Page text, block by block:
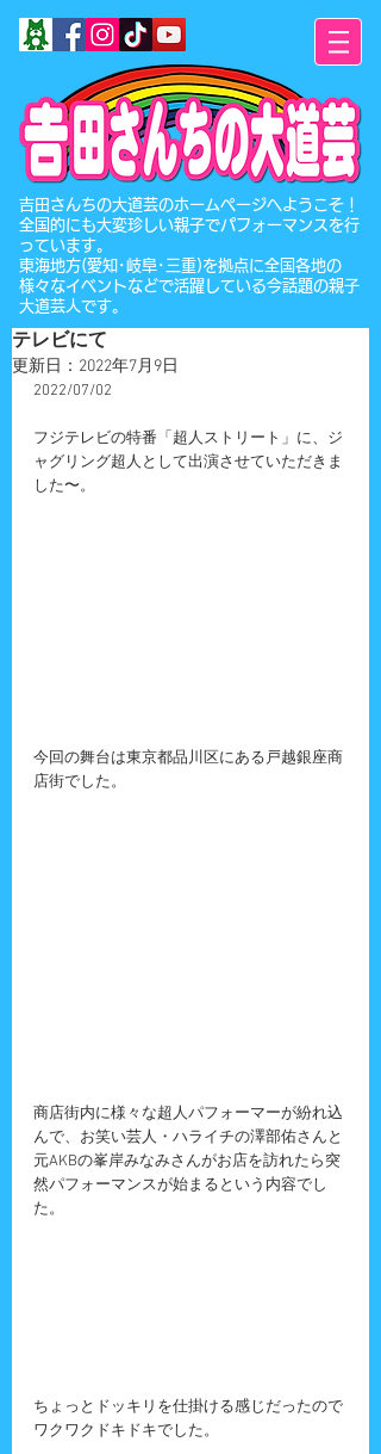
​吉田さんちの大道芸のホームページへようこそ！
全国的にも大変珍しい親子でパフォーマンスを行
っています。
東海地方(愛知･岐阜･三重)を拠点に全国各地の
様々なイベントなどで活躍している今話題の親子
大道芸人です。
テレビにて
更新日： 2022年7月9日
2022/07/02
フジテレビの特番「超人ストリート」に、ジ
ャグリング超人として出演させていただきま
した〜。
今回の舞台は東京都品川区にある戸越銀座商
店街でした。
商店街内に様々な超人パフォーマーが紛れ込
んで、お笑い芸人・ハライチの澤部佑さんと
元AKBの峯岸みなみさんがお店を訪れたら突
然パフォーマンスが始まるという内容でし
た。
ちょっとドッキリを仕掛ける感じだったので
ワクワクドキドキでした。